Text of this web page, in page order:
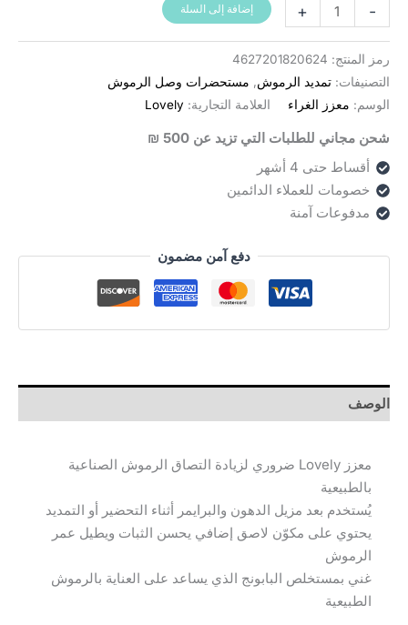
-
מגביר
Lovely
‏(15
מ"ל)
+ إضافة إلى السلة
رمز المنتج: 4627201820624
التصنيفات: تمديد الرموش, مستحضرات وصل الرموش
الوسم: معزز الغراء العلامة التجارية: Lovely
شحن مجاني للطلبات التي تزيد عن 500 ₪
أقساط حتى 4 أشهر
خصومات للعملاء الدائمين
مدفوعات آمنة
دفع آمن مضمون
الوصف
معزز Lovely ضروري لزيادة التصاق الرموش الصناعية
بالطبيعية
يُستخدم بعد مزيل الدهون والبرايمر أثناء التحضير أو التمديد
يحتوي على مكوّن لاصق إضافي يحسن الثبات ويطيل عمر
الرموش
غني بمستخلص البابونج الذي يساعد على العناية بالرموش
الطبيعية